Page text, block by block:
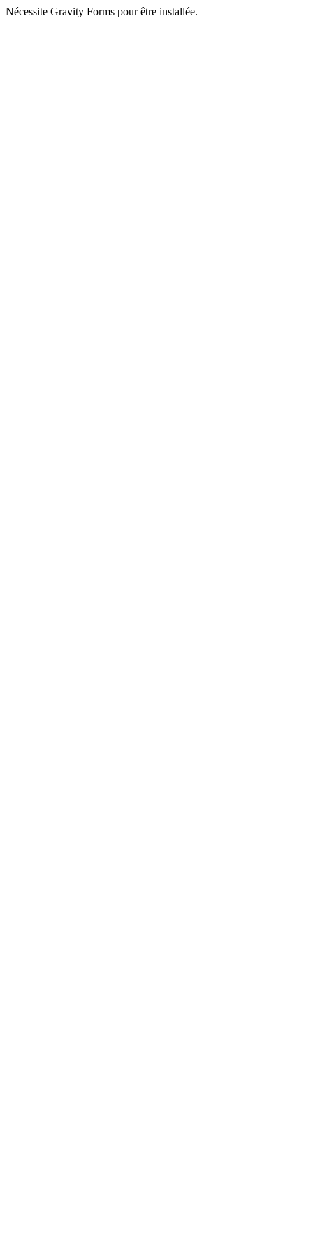
Nécessite Gravity Forms pour être installée.